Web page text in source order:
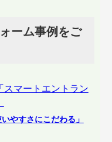
ーム事例をご
いやすさにこだわる」